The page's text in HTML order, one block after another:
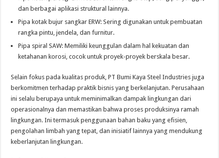
dan berbagai aplikasi struktural lainnya.
Pipa kotak bujur sangkar ERW: Sering digunakan untuk pembuatan
rangka pintu, jendela, dan furnitur.
Pipa spiral SAW: Memiliki keunggulan dalam hal kekuatan dan
ketahanan korosi, cocok untuk proyek-proyek berskala besar.
Selain fokus pada kualitas produk, PT Bumi Kaya Steel Industries juga
berkomitmen terhadap praktik bisnis yang berkelanjutan. Perusahaan
ini selalu berupaya untuk meminimalkan dampak lingkungan dari
operasionalnya dan memastikan bahwa proses produksinya ramah
lingkungan. Ini termasuk penggunaan bahan baku yang efisien,
pengolahan limbah yang tepat, dan inisiatif lainnya yang mendukung
keberlanjutan lingkungan.